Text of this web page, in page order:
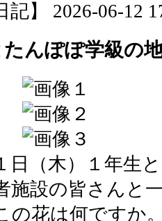
記】 2026-06-12
たんぽぽ学級の
日（木）１年生
施設の皆さんと
の花は何ですか